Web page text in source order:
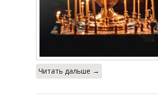
Читать дальше →